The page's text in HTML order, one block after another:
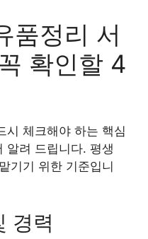
품정리 서
확인할 4
시 체크해야 하는 핵심
알려 드립니다. 평생
기기 위한 기준입니
경력